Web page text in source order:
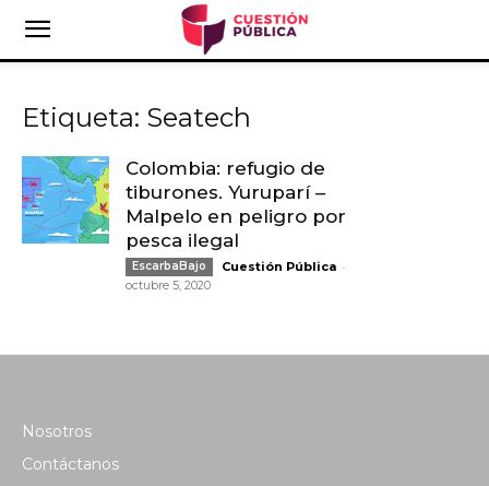
Etiqueta: Seatech
Colombia: refugio de
tiburones. Yuruparí –
Malpelo en peligro por
pesca ilegal
EscarbaBajo Cuestión Pública -
octubre 5, 2020
Nosotros
Contáctanos